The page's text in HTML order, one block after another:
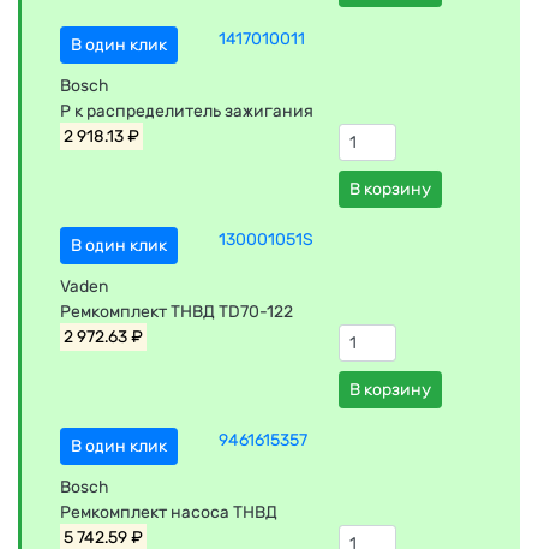
В один клик 1417010011
Bosch
Р к распределитель зажигания
2 918.13 ₽
В корзину
В один клик 130001051S
Vaden
Ремкомплект ТНВД TD70-122
2 972.63 ₽
В корзину
В один клик 9461615357
Bosch
Ремкомплект насоса ТНВД
5 742.59 ₽